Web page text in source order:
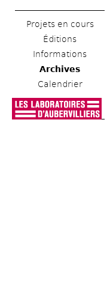
Projets en cours
Éditions
Informations
Archives
Calendrier